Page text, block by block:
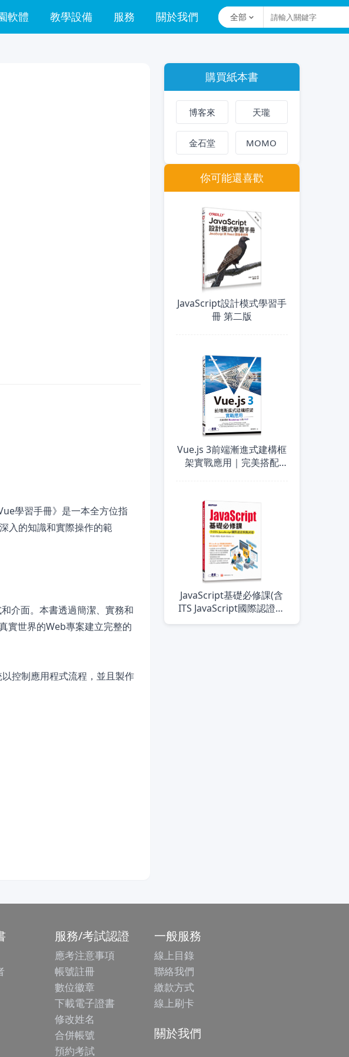
軟體 教學設備 服務 關於我們 全部
學習手冊》是一本全方位指
入的知識和實際操作的範
介面。本書透過簡潔、實務和
實世界的Web專案建立完整的
控制應用程式流程，並且製作
購買紙本書
博客來 天瓏
金石堂 MOMO
你可能還喜歡
JavaScript設計模式學習手
冊 第二版
Vue.js 3前端漸進式建構框
架實戰應用｜完美搭配
JavaScript基礎必修課(含
ITS JavaScript國際認證模
擬試題)
服務/考試認證
應考注意事項
帳號註冊
數位徽章
下載電子證書
修改姓名
合併帳號
預約考試
一般服務
線上目錄
聯絡我們
繳款方式
線上刷卡
關於我們